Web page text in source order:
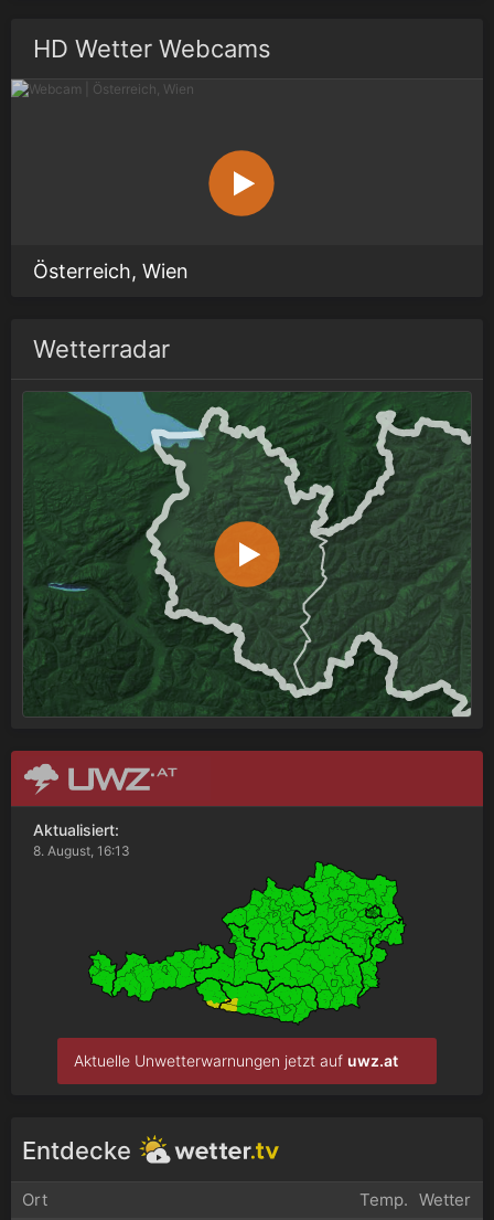
HD Wetter Webcams
Österreich, Wien
Wetterradar
Aktualisiert:
8. August, 16:13
Aktuelle Unwetterwarnungen jetzt auf uwz.at
Entdecke
Ort Temp. Wetter